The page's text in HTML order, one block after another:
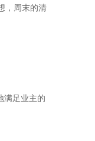
，周末的清
满足业主的